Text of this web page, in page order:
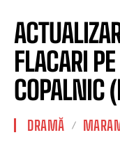
FLACARI
COPALNIC
DRAMĂ